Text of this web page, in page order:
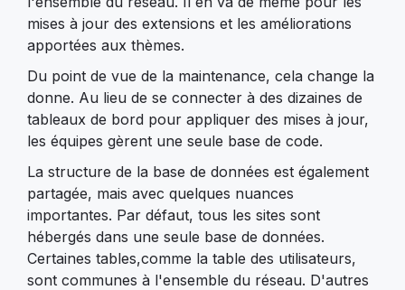
mises à jour des extensions et les améliorations
apportées aux thèmes.
Du point de vue de la maintenance, cela change la
donne. Au lieu de se connecter à des dizaines de
tableaux de bord pour appliquer des mises à jour,
les équipes gèrent une seule base de code.
La structure de la base de données est également
partagée, mais avec quelques nuances
importantes. Par défaut, tous les sites sont
hébergés dans une seule base de données.
Certaines tables,comme la table des utilisateurs,
sont communes à l'ensemble du réseau. D'autres